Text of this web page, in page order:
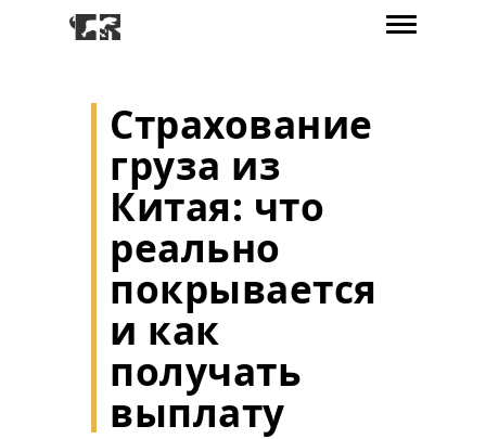
Страхование
груза из
Китая: что
реально
покрывается
и как
получать
выплату